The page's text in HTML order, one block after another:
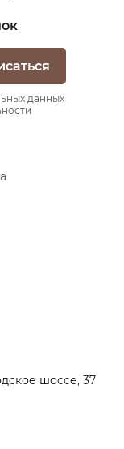
данных
шоссе, 37